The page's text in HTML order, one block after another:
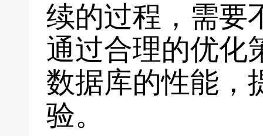
续的过程，需要
通过合理的优化
数据库的性能，
验。